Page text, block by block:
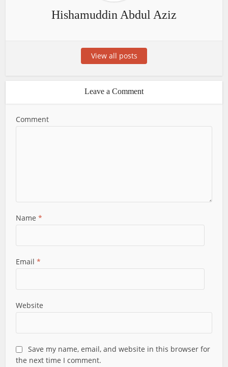
Hishamuddin Abdul Aziz
View all posts
Leave a Comment
Comment
Name*
Email*
Website
Save my name, email, and website in this browser for
the next time I comment.